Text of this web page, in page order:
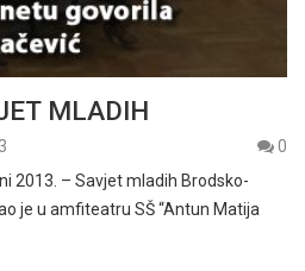
MLADIH
0
2013. – Savjet mladih Brodsko-
je u amfiteatru SŠ “Antun Matija